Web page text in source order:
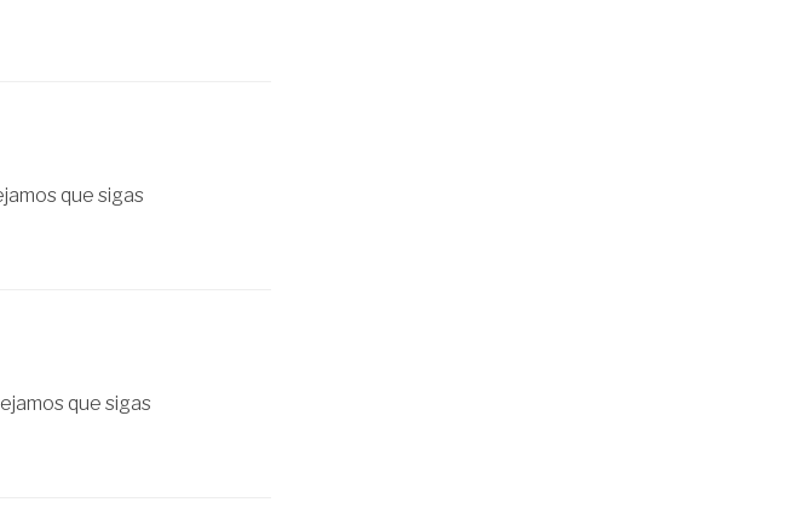
que sigas
que sigas